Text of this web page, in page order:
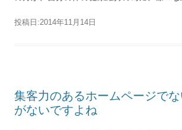
投稿日:2014年11月14日
集客力のあるホームページで
がないですよね